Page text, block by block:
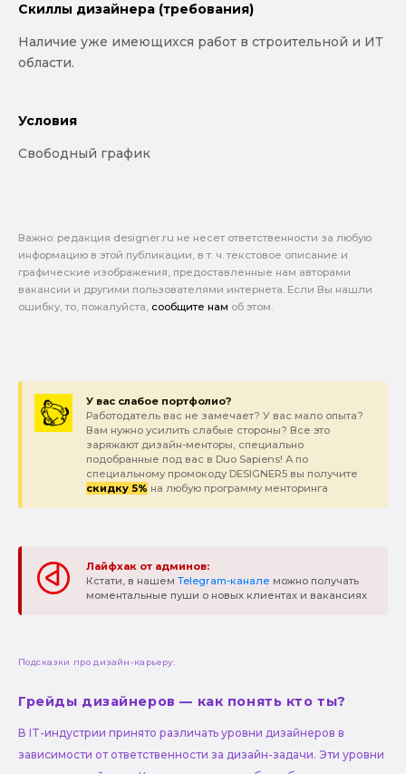
Скиллы дизайнера (требования)
Наличие уже имеющихся работ в строительной и ИТ
области.
Условия
Свободный график
Важно: pедакция designer.ru не несет ответственности за любую
информацию в этой публикации, в т. ч. текстовое описание и
графические изображения, предоставленные нам авторами
вакансии и другими пользователями интернета. Если Вы нашли
ошибку, то, пожалуйста, сообщите нам об этом.
У вас слабое портфолио?
Работодатель вас не замечает? У вас мало опыта?
Вам нужно усилить слабые стороны? Все это
заряжают дизайн-менторы, специально
подобранные под вас в Duo Sapiens! А по
специальному промокоду DESIGNER5 вы получите
скидку 5% на любую программу менторинга
Лайфхак от админов:
Кстати, в нашем Telegram-канале можно получать
моментальные пуши о новых клиентах и вакансиях
Подсказки про дизайн-карьеру:
Грейды дизайнеров — как понять кто ты?
В IT-индустрии принято различать уровни дизайнеров в
зависимости от ответственности за дизайн-задачи. Эти уровни